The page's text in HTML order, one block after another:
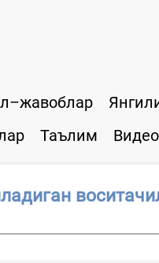
Таълим